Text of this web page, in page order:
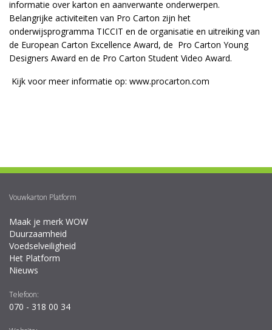
informatie over karton en aanverwante onderwerpen.
Belangrijke activiteiten van Pro Carton zijn het
onderwijsprogramma TICCIT en de organisatie en uitreiking van
de European Carton Excellence Award, de Pro Carton Young
Designers Award en de Pro Carton Student Video Award.
Kijk voor meer informatie op: www.procarton.com
Vouwkarton Platform
Maak je merk WOW
Duurzaamheid
Voedselveiligheid
Het Platform
Nieuws
Telefoon:
070 - 318 00 34